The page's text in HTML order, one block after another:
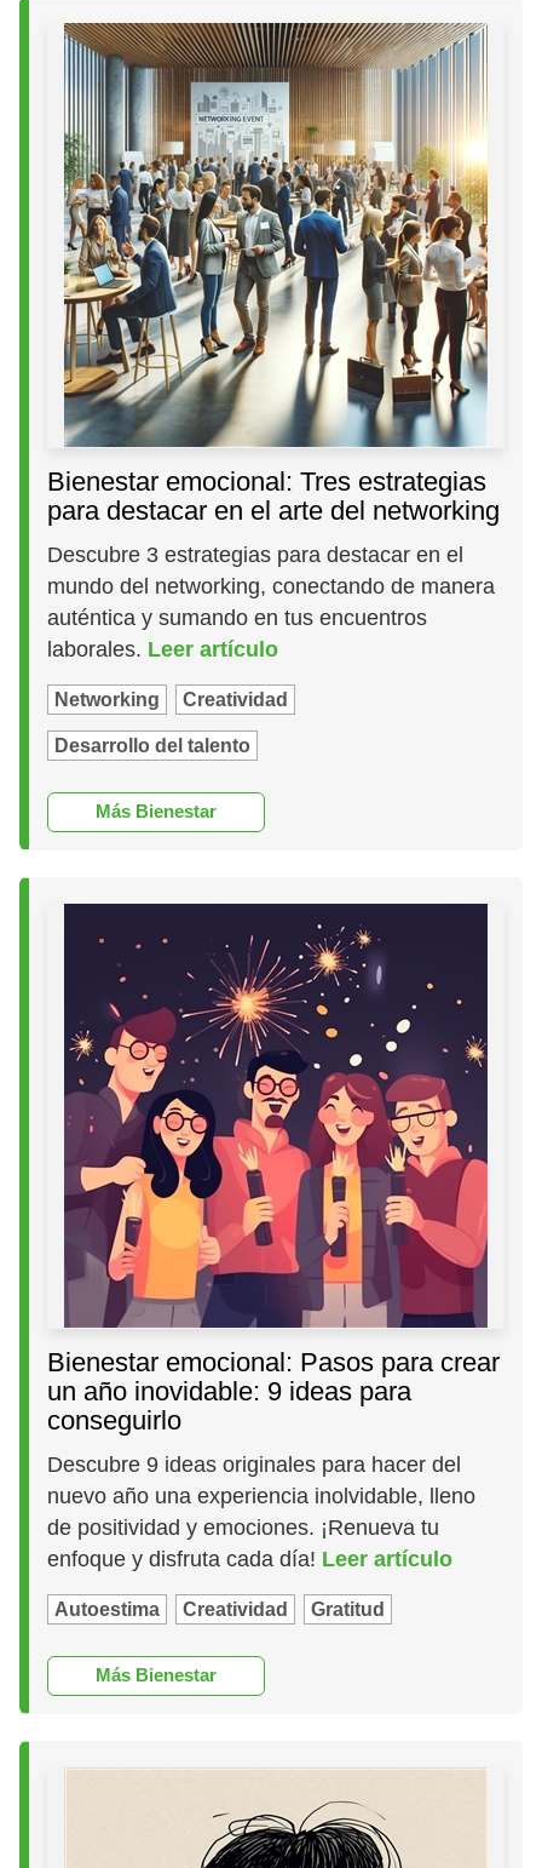
Bienestar emocional: Tres estrategias
para destacar en el arte del networking
Descubre 3 estrategias para destacar en el
mundo del networking, conectando de manera
auténtica y sumando en tus encuentros
laborales. Leer artículo
Networking Creatividad
Desarrollo del talento
Más Bienestar
Bienestar emocional: Pasos para crear
un año inovidable: 9 ideas para
conseguirlo
Descubre 9 ideas originales para hacer del
nuevo año una experiencia inolvidable, lleno
de positividad y emociones. ¡Renueva tu
enfoque y disfruta cada día! Leer artículo
Autoestima Creatividad Gratitud
Más Bienestar